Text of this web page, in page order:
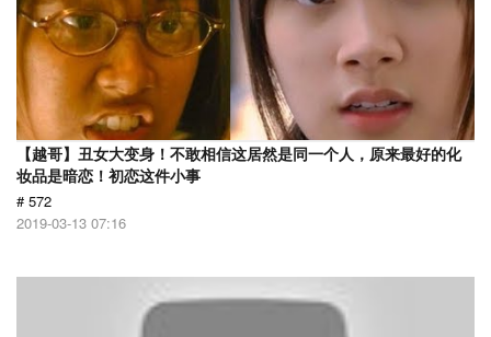
【越哥】丑女大变身！不敢相信这居然是同一个人，原来最好的化
妆品是暗恋！初恋这件小事
# 572
2019-03-13 07:16